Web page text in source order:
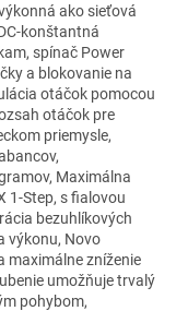
ako sieťová
konštantná
spínač Power
a blokovanie na
otáčok pomocou
otáčok pre
priemysle,
Maximálna
1-Step, s fialovou
bezuhlíkových
výkonu, Novo
maximálne zníženie
umožňuje trvalý
pohybom,